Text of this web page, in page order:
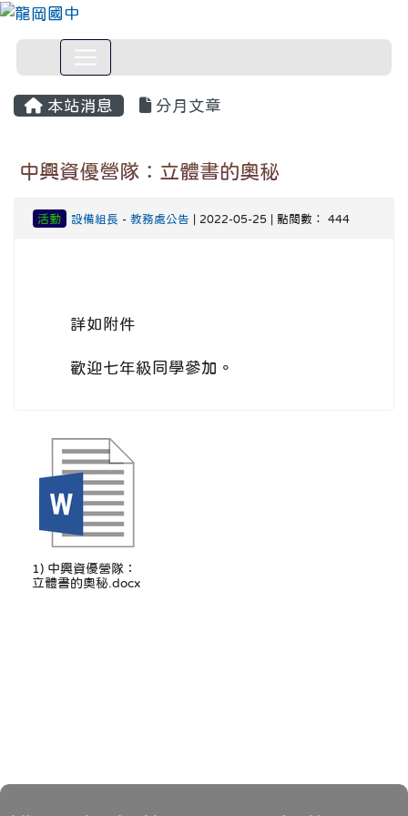
本站消息 分月文章
中興資優營隊：立體書的奧秘
活動 設備組長 - 教務處公告 | 2022-05-25 | 點閱數： 444
詳如附件
歡迎七年級同學參加。
1) 中興資優營隊：
立體書的奧秘.docx